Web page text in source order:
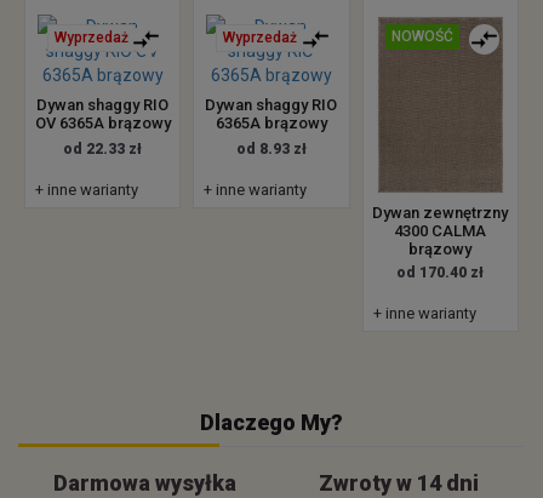
Wyprzedaż
Dywan shaggy RIO
OV 6365A brązowy
od 22.33 zł
+ inne warianty
Wyprzedaż
Dywan shaggy RIO
6365A brązowy
od 8.93 zł
+ inne warianty
NOWOŚĆ
Dywan zewnętrzny
4300 CALMA
brązowy
od 170.40 zł
+ inne warianty
Dlaczego My?
Darmowa wysyłka Zwroty w 14 dni